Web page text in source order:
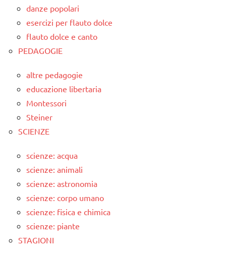
danze popolari
esercizi per flauto dolce
flauto dolce e canto
PEDAGOGIE
altre pedagogie
educazione libertaria
Montessori
Steiner
SCIENZE
scienze: acqua
scienze: animali
scienze: astronomia
scienze: corpo umano
scienze: fisica e chimica
scienze: piante
STAGIONI